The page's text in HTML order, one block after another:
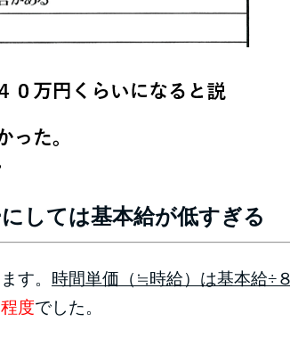
しては基本給が低すぎる
す。 時間単価（≒時給）は基本給÷
度でした。